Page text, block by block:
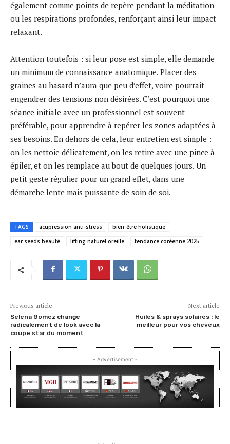
également comme points de repère pendant la méditation
ou les respirations profondes, renforçant ainsi leur impact
relaxant.
Attention toutefois : si leur pose est simple, elle demande
un minimum de connaissance anatomique. Placer des
graines au hasard n’aura que peu d’effet, voire pourrait
engendrer des tensions non désirées. C’est pourquoi une
séance initiale avec un professionnel est souvent
préférable, pour apprendre à repérer les zones adaptées à
ses besoins. En dehors de cela, leur entretien est simple :
on les nettoie délicatement, on les retire avec une pince à
épiler, et on les remplace au bout de quelques jours. Un
petit geste régulier pour un grand effet, dans une
démarche lente mais puissante de soin de soi.
TAGS acupression anti-stress
bien-être holistique
ear seeds beauté
lifting naturel oreille tendance coréenne 2025
Previous article
Selena Gomez change
radicalement de look avec la
coupe star du moment
Next article
Huiles & sprays solaires : le
meilleur pour vos cheveux
- Advertisement -